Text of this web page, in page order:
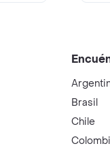
Brasil
Chile